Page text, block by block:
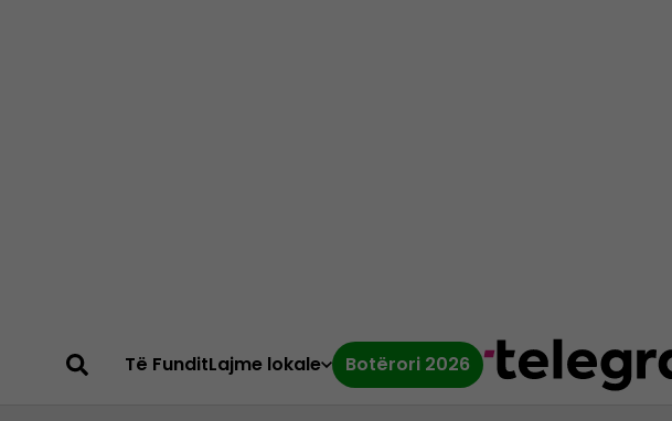
Të FunditLajme lokale Botërori 2026